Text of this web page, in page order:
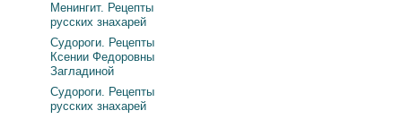
Менингит. Рецепты
русских знахарей
Судороги. Рецепты
Ксении Федоровны
Загладиной
Судороги. Рецепты
русских знахарей